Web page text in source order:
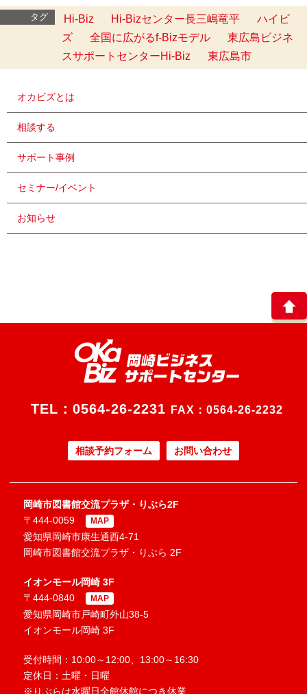
タグ Hi-Biz Hi-Bizセンター長三嶋竜平
ハイビ
ズ
全国に広がるf-Bizモデル
東広島ビジネ
スサポートセンターHi-Biz
東広島市
オカビズとは
相談する
サポート事例
セミナー/イベント
お知らせ
TEL： 0564-26-2231 FAX：0564-26-2232
相談予約フォーム お問い合わせ
岡崎市図書館交流プラザ・りぶら2F
〒444-0059
MAP
愛知県岡崎市康生通西4-71
岡崎市図書館交流プラザ・りぶら 2F
イオンモール岡崎 3F
〒444-0840
MAP
愛知県岡崎市戸崎町外山38-5
イオンモール岡崎 3F
受付時間：10:00～12:00、13:00～16:30
定休日：土曜・日曜
※りぶらは水曜日全館休館につき休業